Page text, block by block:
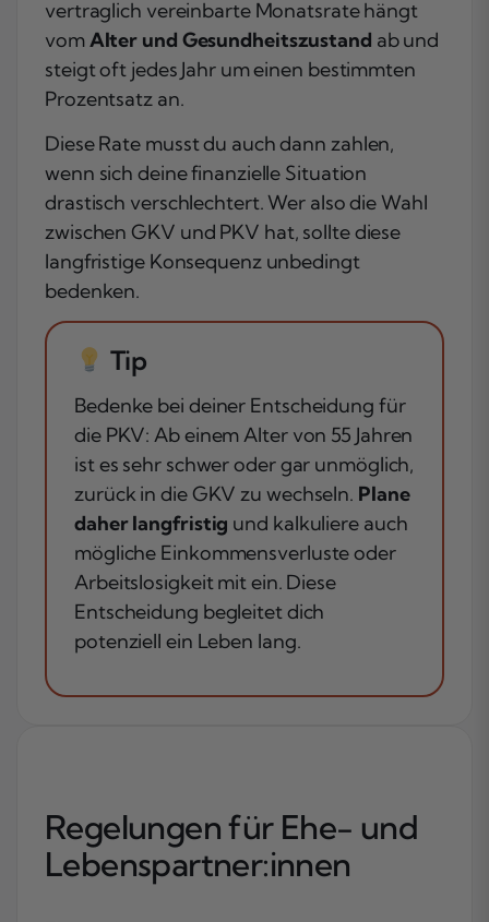
vertraglich vereinbarte Monatsrate hängt
vomAlter und Gesundheitszustand ab und
steigt oft jedes Jahr um einen bestimmten
Prozentsatz an.
Diese Rate musst du auch dann zahlen,
wenn sich deine finanzielle Situation
drastisch verschlechtert. Wer also die Wahl
zwischen GKV und PKV hat, sollte diese
langfristige Konsequenz unbedingt
bedenken.
Tip
Bedenke bei deiner Entscheidung für
die PKV: Ab einem Alter von 55 Jahren
ist es sehr schwer oder gar unmöglich,
zurück in die GKV zu wechseln. Plane
daher langfristig und kalkuliere auch
mögliche Einkommensverluste oder
Arbeitslosigkeit mit ein. Diese
Entscheidung begleitet dich
potenziell ein Leben lang.
Regelungen für Ehe- und
Lebenspartner:innen